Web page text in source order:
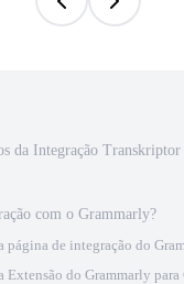
da Integração
com o Grammarly?
página de integração do
Extensão do Grammarly para